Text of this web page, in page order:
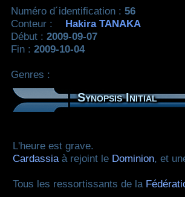
Numéro d´identification : 56
Conteur :
Hakira TANAKA
Début : 2009-09-07
Fin : 2009-10-04
Genres :
Synopsis Initial
L'heure est grave.
Cardassiaà rejoint le Dominion, et
Tous les ressortissants de la